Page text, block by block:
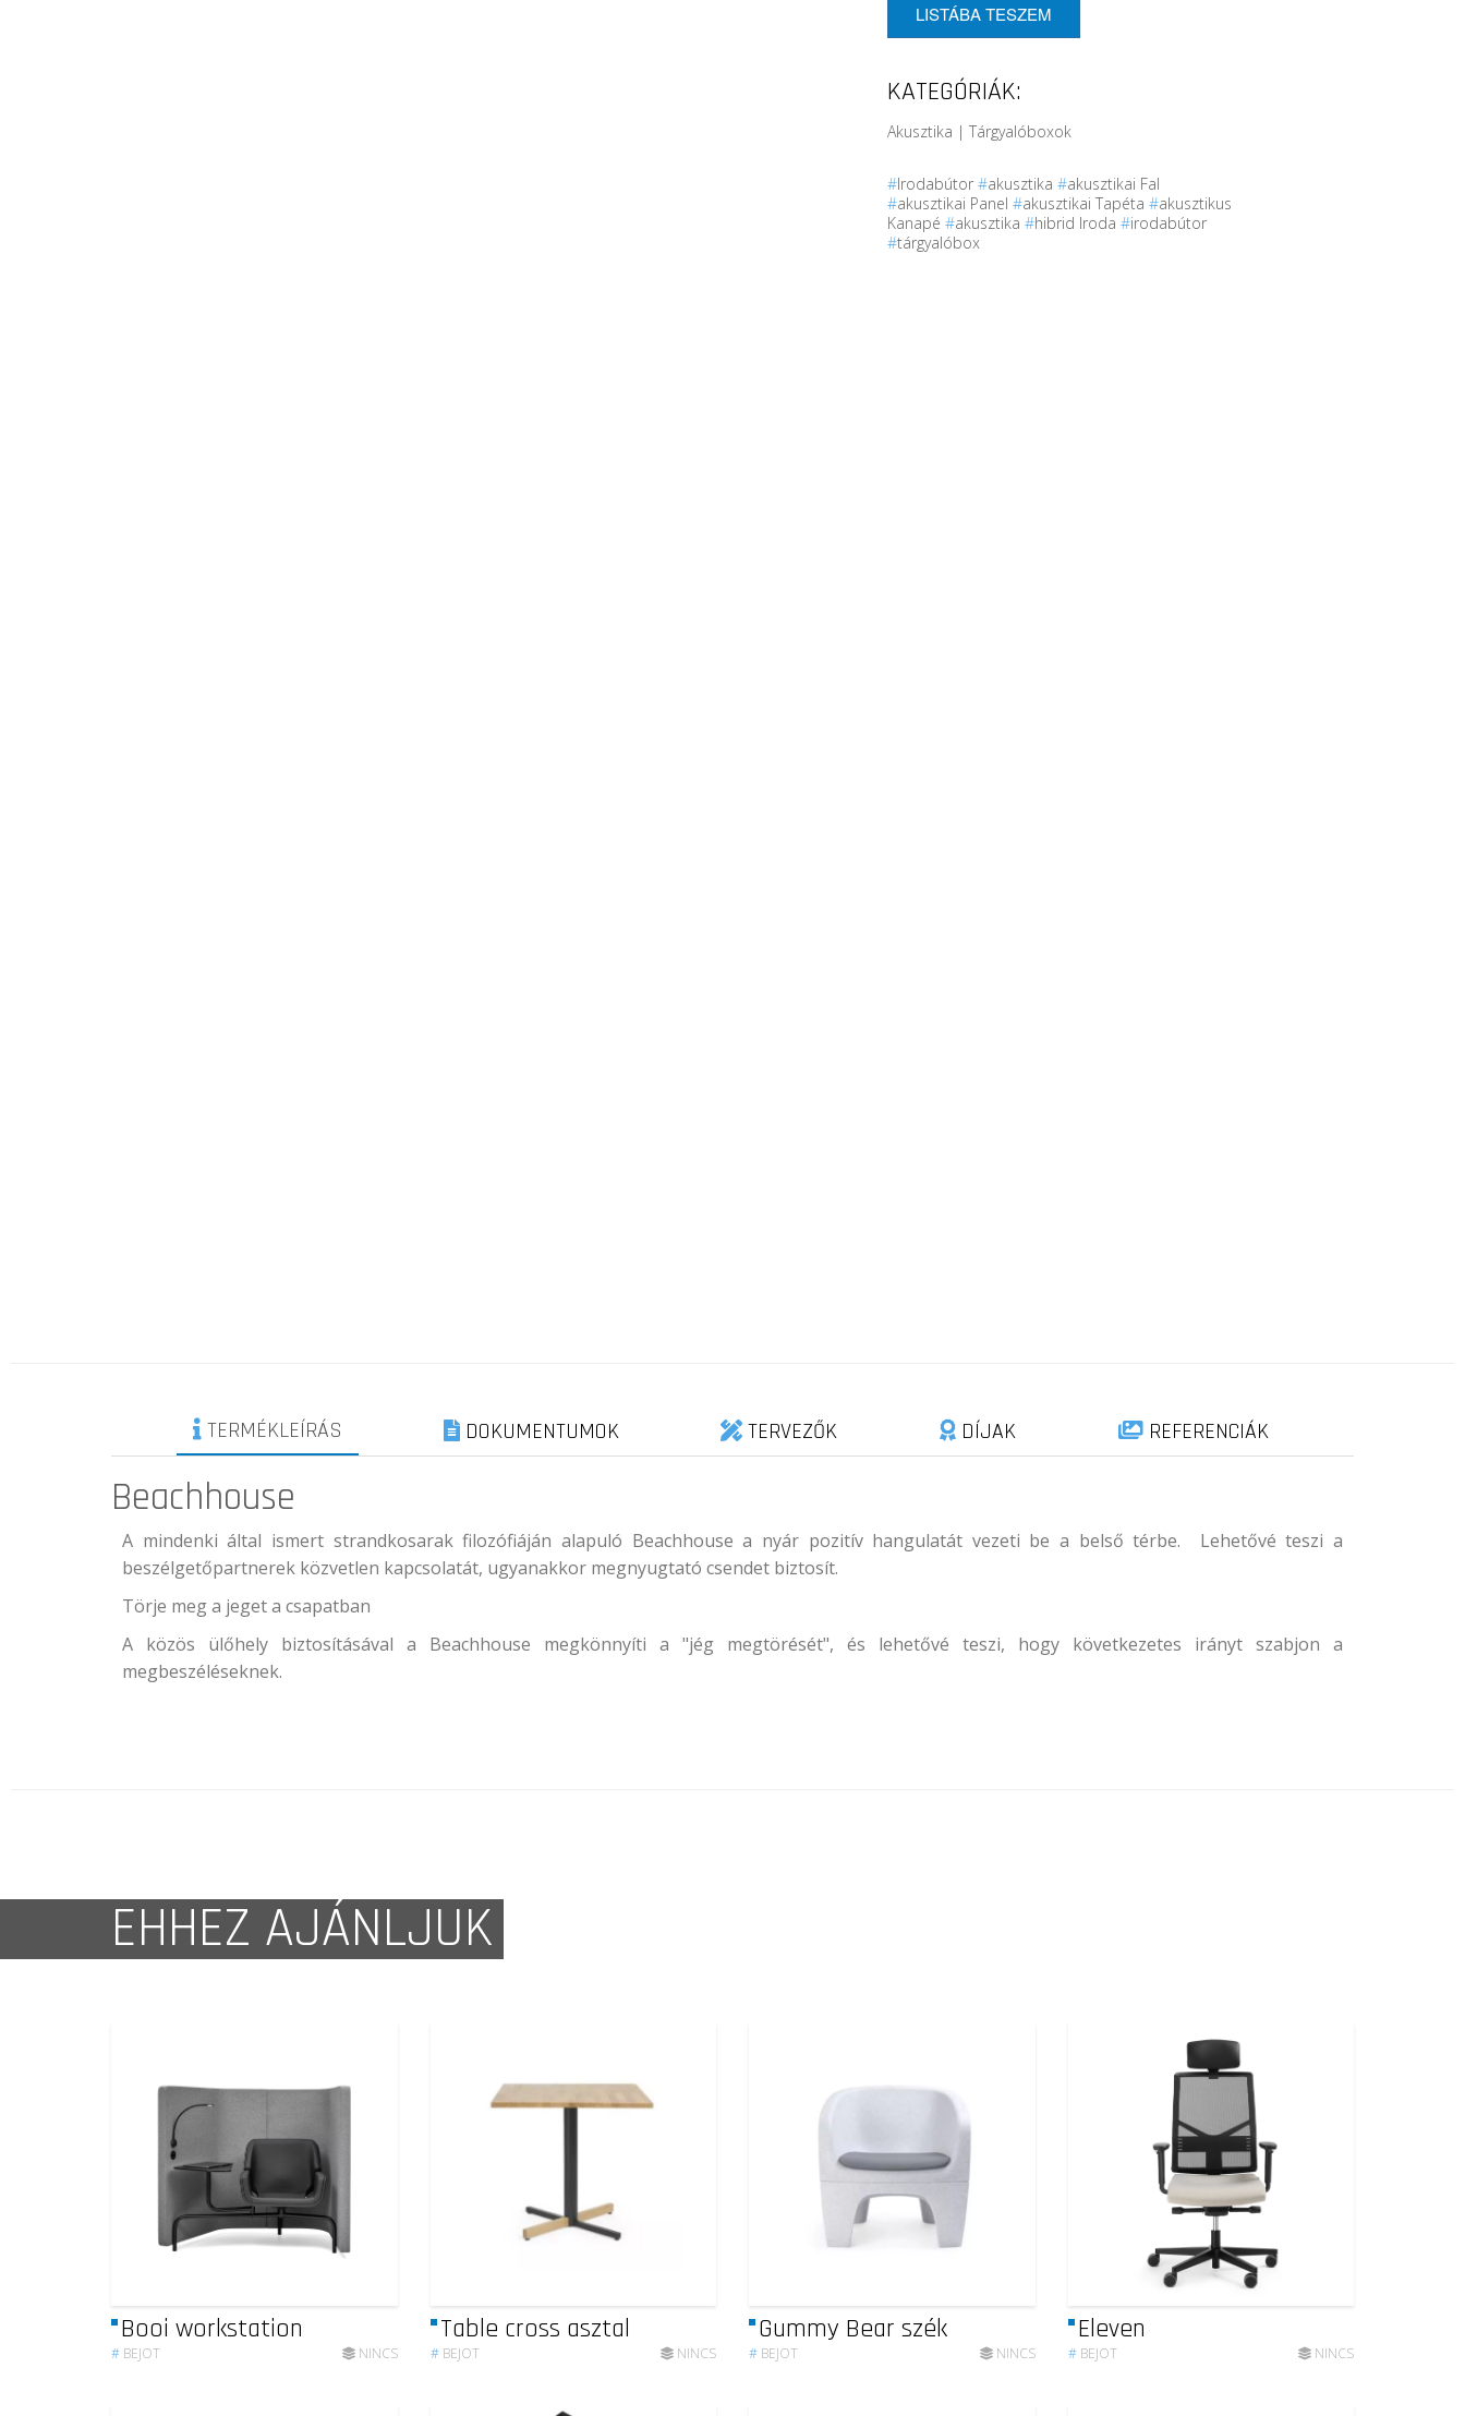
LISTÁBA TESZEM
KATEGÓRIÁK:
Akusztika | Tárgyalóboxok
#Irodabútor #akusztika #akusztikai Fal
#akusztikai Panel #akusztikai Tapéta #akusztikus
Kanapé #akusztika #hibrid Iroda #irodabútor
#tárgyalóbox
TERMÉKLEÍRÁS DOKUMENTUMOK TERVEZŐK DÍJAK REFERENCIÁK
Beachhouse
A mindenki által ismert strandkosarak filozófiáján alapuló Beachhouse a nyár pozitív hangulatát vezeti be a belső térbe. Lehetővé teszi a
beszélgetőpartnerek közvetlen kapcsolatát, ugyanakkor megnyugtató csendet biztosít.
Törje meg a jeget a csapatban
A közös ülőhely biztosításával a Beachhouse megkönnyíti a "jég megtörését", és lehetővé teszi, hogy következetes irányt szabjon a
megbeszéléseknek.
EHHEZ AJÁNLJUK
Booi workstation
# BEJOT NINCS
Table cross asztal
# BEJOT NINCS
Gummy Bear szék
# BEJOT NINCS
Eleven
# BEJOT NINCS